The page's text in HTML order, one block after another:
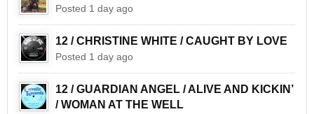
Posted 1 day ago
12 / CHRISTINE WHITE / CAUGHT BY LOVE
Posted 1 day ago
12 / GUARDIAN ANGEL / ALIVE AND KICKIN’
/ WOMAN AT THE WELL